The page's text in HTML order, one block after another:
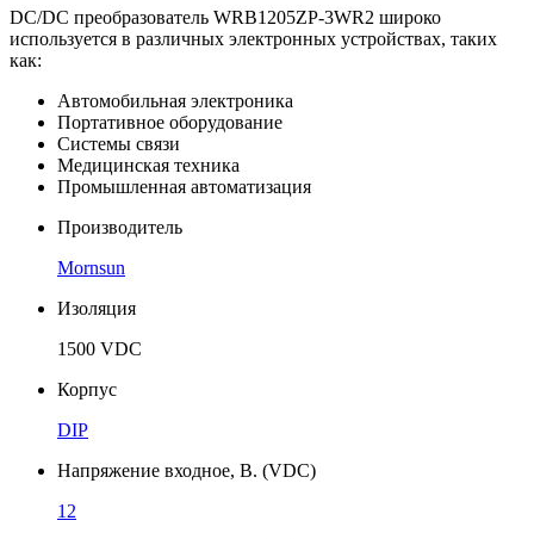
DC/DC преобразователь WRB1205ZP-3WR2 широко
используется в различных электронных устройствах, таких
как:
Автомобильная электроника
Портативное оборудование
Системы связи
Медицинская техника
Промышленная автоматизация
Производитель
Mornsun
Изоляция
1500 VDC
Корпус
DIP
Напряжение входное, В. (VDC)
12